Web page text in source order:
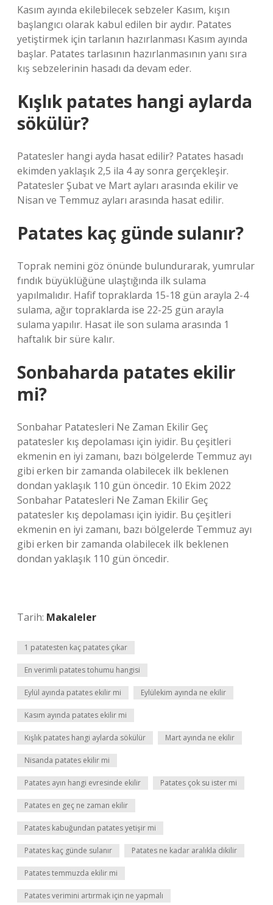
Kasım ayında ekilebilecek sebzeler Kasım, kışın
başlangıcı olarak kabul edilen bir aydır. Patates
yetiştirmek için tarlanın hazırlanması Kasım ayında
başlar. Patates tarlasının hazırlanmasının yanı sıra
kış sebzelerinin hasadı da devam eder.
Kışlık patates hangi aylarda
sökülür?
Patatesler hangi ayda hasat edilir? Patates hasadı
ekimden yaklaşık 2,5 ila 4 ay sonra gerçekleşir.
Patatesler Şubat ve Mart ayları arasında ekilir ve
Nisan ve Temmuz ayları arasında hasat edilir.
Patates kaç günde sulanır?
Toprak nemini göz önünde bulundurarak, yumrular
fındık büyüklüğüne ulaştığında ilk sulama
yapılmalıdır. Hafif topraklarda 15-18 gün arayla 2-4
sulama, ağır topraklarda ise 22-25 gün arayla
sulama yapılır. Hasat ile son sulama arasında 1
haftalık bir süre kalır.
Sonbaharda patates ekilir
mi?
Sonbahar Patatesleri Ne Zaman Ekilir Geç
patatesler kış depolaması için iyidir. Bu çeşitleri
ekmenin en iyi zamanı, bazı bölgelerde Temmuz ayı
gibi erken bir zamanda olabilecek ilk beklenen
dondan yaklaşık 110 gün öncedir. 10 Ekim 2022
Sonbahar Patatesleri Ne Zaman Ekilir Geç
patatesler kış depolaması için iyidir. Bu çeşitleri
ekmenin en iyi zamanı, bazı bölgelerde Temmuz ayı
gibi erken bir zamanda olabilecek ilk beklenen
dondan yaklaşık 110 gün öncedir.
Tarih: Makaleler
1 patatesten kaç patates çıkar
En verimli patates tohumu hangisi
Eylül ayında patates ekilir mi Eylülekim ayında ne ekilir
Kasım ayında patates ekilir mi
Kışlık patates hangi aylarda sökülür Mart ayında ne ekilir
Nisanda patates ekilir mi
Patates ayın hangi evresinde ekilir Patates çok su ister mi
Patates en geç ne zaman ekilir
Patates kabuğundan patates yetişir mi
Patates kaç günde sulanır Patates ne kadar aralıkla dikilir
Patates temmuzda ekilir mi
Patates verimini artırmak için ne yapmalı